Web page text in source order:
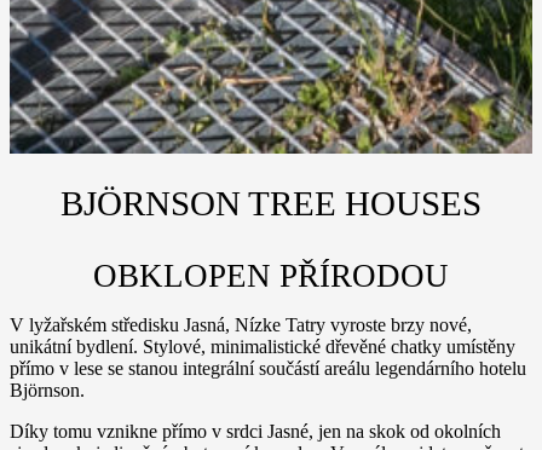
BJÖRNSON TREE HOUSES
OBKLOPEN PŘÍRODOU
V lyžařském středisku Jasná, Nízke Tatry vyroste brzy nové,
unikátní bydlení. Stylové, minimalistické dřevěné chatky umístěny
přímo v lese se stanou integrální součástí areálu legendárního hotelu
Björnson.
Díky tomu vznikne přímo v srdci Jasné, jen na skok od okolních